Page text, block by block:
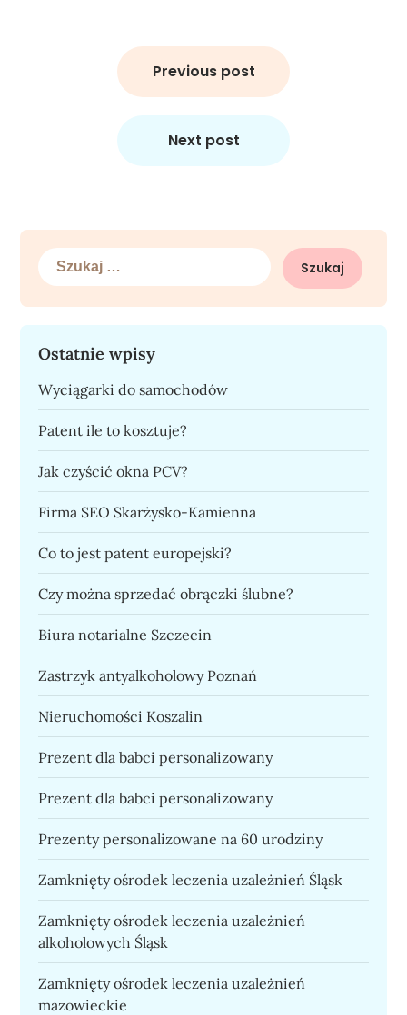
Previous post
Next post
Szukaj:
Ostatnie wpisy
Wyciągarki do samochodów
Patent ile to kosztuje?
Jak czyścić okna PCV?
Firma SEO Skarżysko-Kamienna
Co to jest patent europejski?
Czy można sprzedać obrączki ślubne?
Biura notarialne Szczecin
Zastrzyk antyalkoholowy Poznań
Nieruchomości Koszalin
Prezent dla babci personalizowany
Prezent dla babci personalizowany
Prezenty personalizowane na 60 urodziny
Zamknięty ośrodek leczenia uzależnień Śląsk
Zamknięty ośrodek leczenia uzależnień
alkoholowych Śląsk
Zamknięty ośrodek leczenia uzależnień
mazowieckie